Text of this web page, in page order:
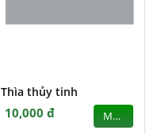
Thìa thủy tinh
10,000 đ MUA